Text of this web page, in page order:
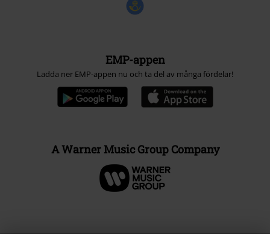
EMP-appen
Ladda ner EMP-appen nu och ta del av många fördelar!
A Warner Music Group Company